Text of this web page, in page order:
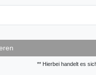
** Hierbei handelt es